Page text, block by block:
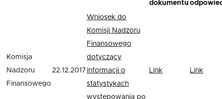
dokumentu
Komisja
Nadzoru
Finansowego
22.12.2017
Wniosek do
Komisji Nadzoru
Finansowego
dotyczący
informacji o
statystykach
występowania po
Link Link